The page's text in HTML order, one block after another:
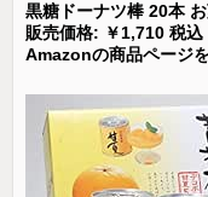
黒糖ドーナツ棒 20本
販売価格: ￥1,710 税込
Amazonの商品ページ